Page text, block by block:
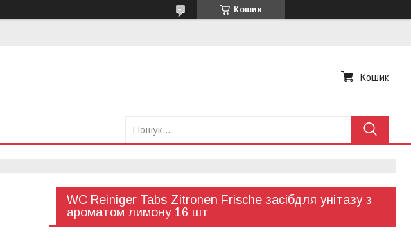
Кошик
Кошик
WC Reiniger Tabs Zitronen Frische засібдля унітазу з
ароматом лимону 16 шт